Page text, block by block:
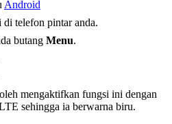
Android
telefon pintar anda.
butang Menu.
mengaktifkan fungsi ini dengan
sehingga ia berwarna biru.